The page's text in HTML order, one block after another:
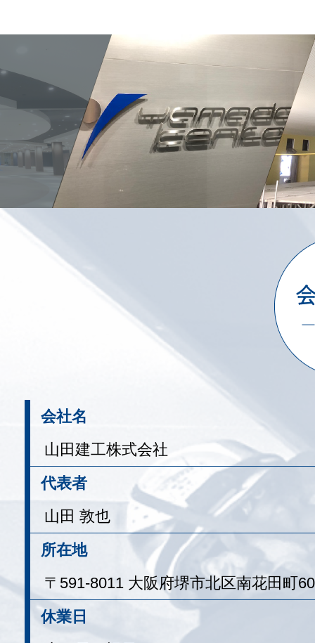
会社名
山田建工株式会社
代表者
山田 敦也
所在地
〒591-8011 大阪府堺市北区南花田町
休業日